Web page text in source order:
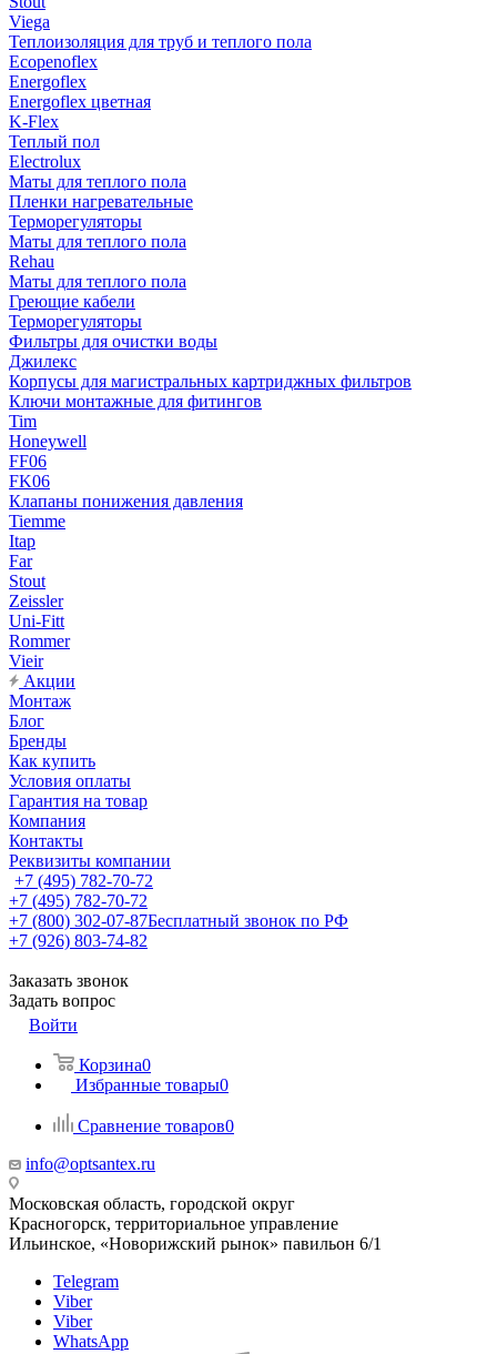
Viega
Теплоизоляция для труб и теплого пола
Ecopenoflex
Energoflex
Energoflex цветная
K-Flex
Теплый пол
Electrolux
Маты для теплого пола
Пленки нагревательные
Терморегуляторы
Маты для теплого пола
Rehau
Маты для теплого пола
Греющие кабели
Терморегуляторы
Фильтры для очистки воды
Джилекс
Корпусы для магистральных картриджных фильтров
Ключи монтажные для фитингов
Tim
Honeywell
FF06
FK06
Клапаны понижения давления
Tiemme
Itap
Far
Stout
Zeissler
Uni-Fitt
Rommer
Vieir
Акции
Монтаж
Блог
Бренды
Как купить
Условия оплаты
Гарантия на товар
Компания
Контакты
Реквизиты компании
+7 (495) 782-70-72
+7 (495) 782-70-72
+7 (800) 302-07-87Бесплатный звонок по РФ
+7 (926) 803-74-82
Заказать звонок
Задать вопрос
Войти
Корзина0
Избранные товары0
Сравнение товаров0
info@optsantex.ru
Московская область, городской округ
Красногорск, территориальное управление
Ильинское, «Новорижский рынок» павильон 6/1
Telegram
Viber
Viber
WhatsApp